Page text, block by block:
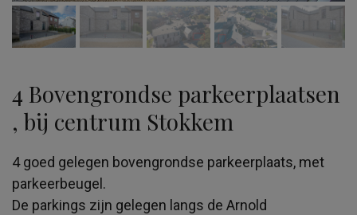
4 Bovengrondse parkeerplaatsen
, bij centrum Stokkem
4 goed gelegen bovengrondse parkeerplaats, met
parkeerbeugel.
De parkings zijn gelegen langs de Arnold